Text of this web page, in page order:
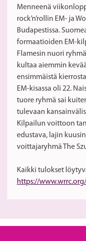
Menneenä
rock’n’rollin EM- ja
Budapestissa.
formaatioiden EM-
Flamesin nuori
kultaa aiemmin
ensimmäistä
EM-kisassa oli 22.
tuore ryhmä sai
tulevaan
Kilpailun voittoon
edustava, lajin
voittajaryhmä The
Kaikki tulokset
https://